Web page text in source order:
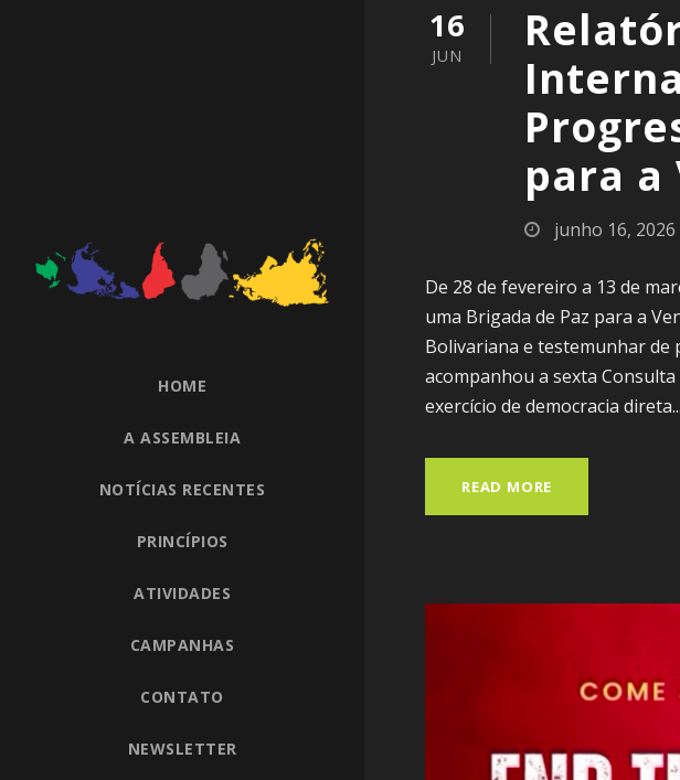
HOME
A ASSEMBLEIA
NOTÍCIAS RECENTES
PRINCÍPIOS
ATIVIDADES
CAMPANHAS
CONTATO
NEWSLETTER
16
JUN
para a
junho 16, 2026
De 28 de fevereiro a 13 de
uma Brigada de Paz para a
Bolivariana e testemunhar de
acompanhou a sexta
exercício de democracia direta...
READ MORE